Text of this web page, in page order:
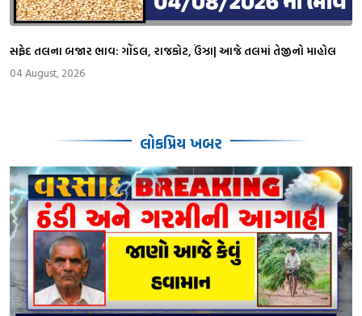
સફેદ તલના બજાર ભાવ: ગોંડલ, રાજકોટ, ઉંઝા| આજે તલમાં તેજીનો માહોલ
04 August, 2026
લોકપ્રિય ખબર